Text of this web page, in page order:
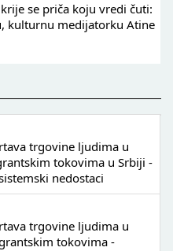
se priča koju vredi čuti:
kulturnu medijatorku Atine
trgovine ljudima u
tokovima u Srbiji -
nedostaci
trgovine ljudima u
tokovima -